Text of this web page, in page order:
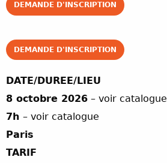
DEMANDE D'INSCRIPTION
DEMANDE D'INSCRIPTION
DATE/DUREE/LIEU
8 octobre 2026 – voir catalogue
7h – voir catalogue
Paris
TARIF